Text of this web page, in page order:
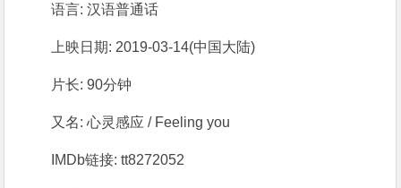
语言: 汉语普通话
上映日期: 2019-03-14(中国大陆)
片长: 90分钟
又名: 心灵感应 / Feeling you
IMDb链接: tt8272052